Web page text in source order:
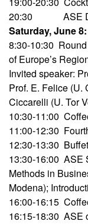
20:30 ASE
Saturday, June 8:
8:30-10:30
of Europe’s
Invited speaker:
Prof. E. Felice (U.
Ciccarelli (U. Tor
10:30-11:00
11:00-12:30
12:30-13:30
13:30-16:00 ASE
Methods in
Modena);
16:00-16:15
16:15-18:30 ASE